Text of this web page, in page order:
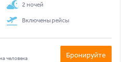
2 ночей
Включены рейсы
человека Бронируйте